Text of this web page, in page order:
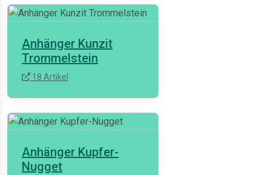
Anhänger Kunzit
Trommelstein
18 Artikel
Anhänger Kupfer-
Nugget